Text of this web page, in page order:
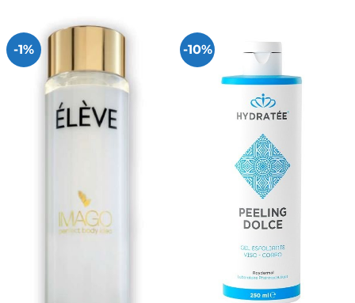
-1% -10%